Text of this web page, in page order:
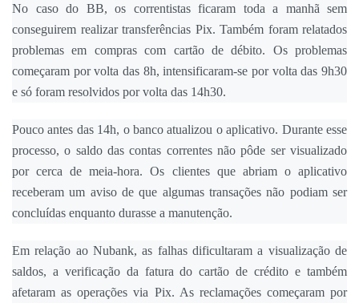
No caso do BB, os correntistas ficaram toda a manhã sem
conseguirem realizar transferências Pix. Também foram relatados
problemas em compras com cartão de débito. Os problemas
começaram por volta das 8h, intensificaram-se por volta das 9h30
e só foram resolvidos por volta das 14h30.
Pouco antes das 14h, o banco atualizou o aplicativo. Durante esse
processo, o saldo das contas correntes não pôde ser visualizado
por cerca de meia-hora. Os clientes que abriam o aplicativo
receberam um aviso de que algumas transações não podiam ser
concluídas enquanto durasse a manutenção.
Em relação ao Nubank, as falhas dificultaram a visualização de
saldos, a verificação da fatura do cartão de crédito e também
afetaram as operações via Pix. As reclamações começaram por